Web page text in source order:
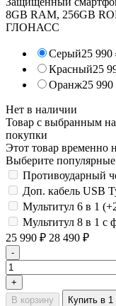
8GB RAM, 256GB
ГЛОНАСС
Серый25 990
Красный25
Оранж25 990
Нет в наличии
Товар с выбранным
покупки
Этот товар временно
Выберите популярные
Противоударный
Доп. кабель USB
Мультитул 6 в 1 (+
Мультитул 8 в 1 с
25 990 ₽ 28 490 ₽
-
+
В корзину
Купить в 1